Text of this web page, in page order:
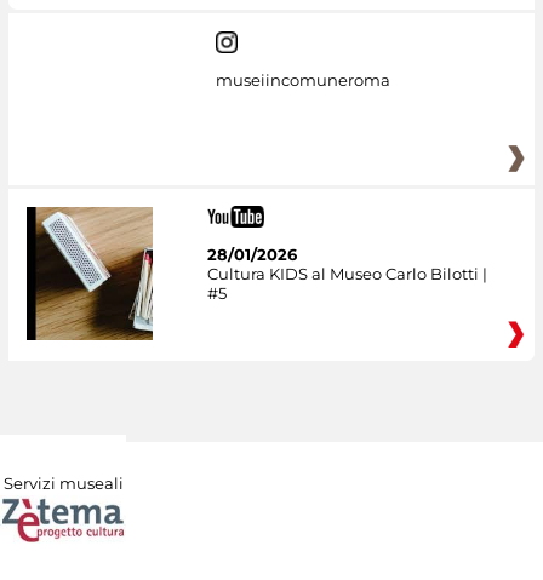
museiincomuneroma
28/01/2026
Cultura KIDS al Museo Carlo Bilotti |
#5
Servizi museali